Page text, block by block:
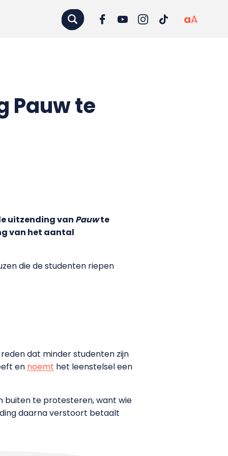
aA
Pauw te
uitzending van Pauwte
van het aantal
die de studenten riepen
dat minder studenten zijn
en noemt het leenstelsel een
buiten te protesteren, want wie
daarna verstoort betaalt